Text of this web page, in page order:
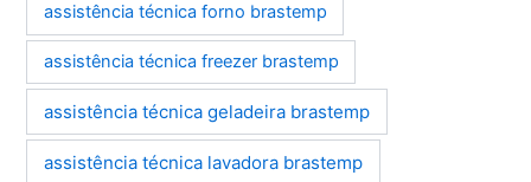
assistência técnica forno brastemp
assistência técnica freezer brastemp
assistência técnica geladeira brastemp
assistência técnica lavadora brastemp